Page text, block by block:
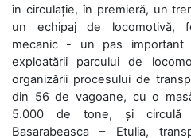
în circulație, în premieră, un
un echipaj de locomotivă,
mecanic - un pas important
exploatării parcului de
organizării procesului de
din 56 de vagoane, cu o
5.000 de tone, și circulă
Basarabeasca – Etulia,